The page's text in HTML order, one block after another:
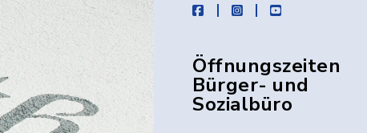
facebookinstagramyoutube
Öffnungszeiten
Bürger- und
Sozialbüro